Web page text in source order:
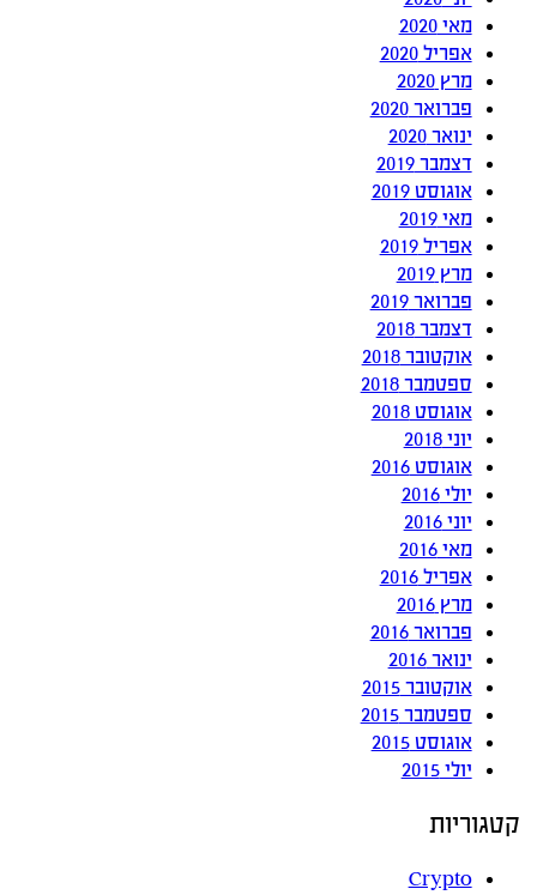
מאי 2020
אפריל 2020
מרץ 2020
פברואר 2020
ינואר 2020
דצמבר 2019
אוגוסט 2019
מאי 2019
אפריל 2019
מרץ 2019
פברואר 2019
דצמבר 2018
אוקטובר 2018
ספטמבר 2018
אוגוסט 2018
יוני 2018
אוגוסט 2016
יולי 2016
יוני 2016
מאי 2016
אפריל 2016
מרץ 2016
פברואר 2016
ינואר 2016
אוקטובר 2015
ספטמבר 2015
אוגוסט 2015
יולי 2015
קטגוריות
Crypto